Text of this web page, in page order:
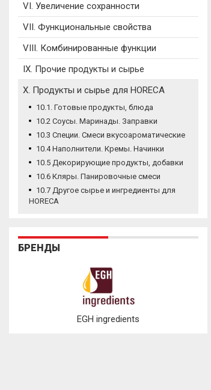
VI. Увеличение сохранности
VII. Функциональные свойства
VIII. Комбинированные функции
IX. Прочие продукты и сырье
X. Продукты и сырье для HORECA
10.1. Готовые продукты, блюда
10.2 Соусы. Маринады. Заправки
10.3 Специи. Смеси вкусоароматические
10.4 Наполнители. Кремы. Начинки
10.5 Декорирующие продукты, добавки
10.6 Кляры. Панировочные смеси
10.7 Другое сырье и ингредиенты для
HORECA
БРЕНДЫ
EGH ingredients